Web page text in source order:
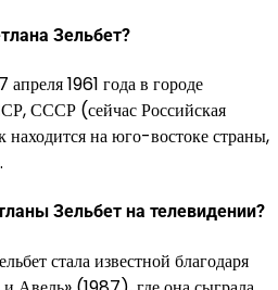
Зельбет?
апреля 1961 года в городе
СССР (сейчас Российская
на юго-востоке страны,
Зельбет на телевидении?
стала известной благодаря